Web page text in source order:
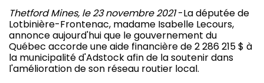
Thetford Mines, le 23 novembre 2021-La députée de
Lotbinière-Frontenac, madame Isabelle Lecours,
annonce aujourd'hui que le gouvernement du
Québec accorde une aide financière de 2 286 215 $ à
la municipalité d'Adstock afin de la soutenir dans
l'amélioration de son réseau routier local.